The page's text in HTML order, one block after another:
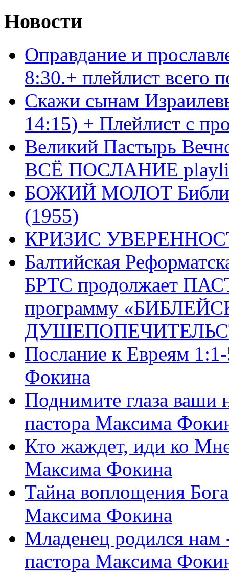
Новости
Оправдание и
8:30.+ плейлист
Скажи сынам
14:15) + Плейлист с
Великий Пастырь
ВСЁ ПОСЛАНИЕ
БОЖИЙ МОЛОТ Библия
(1955)
КРИЗИС
Балтийская
БРТС продолжает
программу
Послание к Евреям
Фокина
Поднимите глаза ваши
пастора Максима
Кто жаждет, иди ко
Максима Фокина
Тайна воплощения
Максима Фокина
Младенец родился
пастора Максима